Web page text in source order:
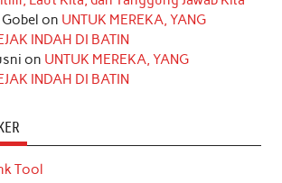
on UNTUK MEREKA, YANG
INDAH DI BATIN
on UNTUK MEREKA, YANG
INDAH DI BATIN